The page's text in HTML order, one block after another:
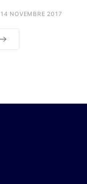
14 NOVEMBRE 2017